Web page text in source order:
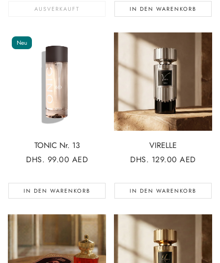
AUSVERKAUFT IN DEN WARENKORB
Neu
TONIC Nr. 13
NORMALER
DHS. 99.00 AED
IN DEN WARENKORB
VIRELLE
NORMALER
DHS. 129.00 AED
IN DEN WARENKORB